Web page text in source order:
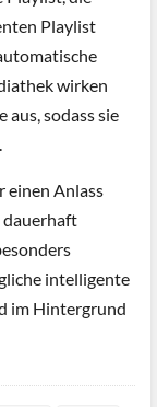
Playlist
wirken
aus, sodass sie
einen Anlass
dauerhaft
intelligente
im Hintergrund